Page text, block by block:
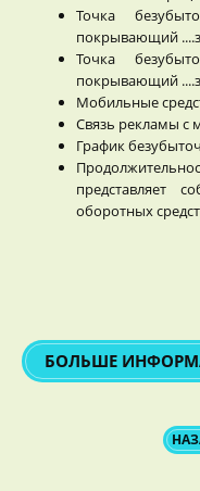
Точка
покрывающий
Точка
покрывающий
Мобильные
Связь рекламы с
График
представляет
оборотных
БОЛЬШЕ